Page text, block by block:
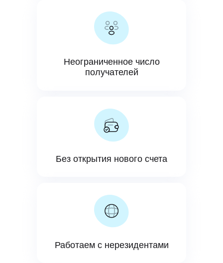
Неограниченное число
получателей
Без открытия нового счета
Работаем с нерезидентами